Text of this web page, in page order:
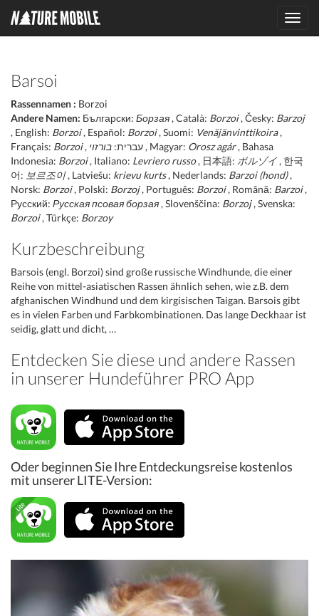
Barsoi
Rassennamen : Borzoi
Andere Namen: Български: Борзая , Català: Borzoi, Česky: Barzoj
, English: Borzoi, Español: Borzoi, Suomi: Venäjänvinttikoira,
Français: Borzoi , עברית: בורזוי , Magyar: Orosz agár, Bahasa
Indonesia: Borzoi, Italiano: Levriero russo, 日本語: ボルゾイ , 한국
어: 보르조이, Latviešu: krievu kurts, Nederlands: Barzoi (hond),
Norsk: Borzoi, Polski: Borzoj, Português: Borzoi, Română: Barzoi,
Русский: Русская псовая борзая , Slovenščina: Borzoj, Svenska:
Borzoi, Türkçe: Borzoy
Kurzbeschreibung
Barsois (engl. Borzoi) sind große russische Windhunde, die einer
Reihe von mittel-asiatischen Rassen ähnlich sehen, wie z.B. dem
afghanischen Windhund und dem kirgisischen Taigan. Barsois gibt
es in vielen Farben und Farbkombinationen. Das lange Deckhaar ist
seidig, glatt und dicht, …
Entdecken Sie diese und andere Rassen
in unserer Hundeführer PRO App
Oder beginnen Sie Ihre Entdeckungsreise kostenlos
mit unserer LITE-Version: